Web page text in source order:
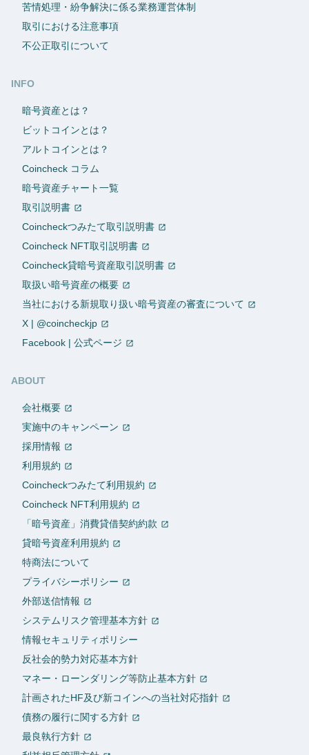
苦情処理・紛争解決に係る業務運営体制
取引における注意事項
不公正取引について
INFO
暗号資産とは？
ビットコインとは？
アルトコインとは？
Coincheck コラム
暗号資産チャート一覧
取引説明書
Coincheckつみたて取引説明書
Coincheck NFT取引説明書
Coincheck貸暗号資産取引説明書
取扱い暗号資産の概要
当社における新規取り扱い暗号資産の審査について
X | @coincheckjp
Facebook | 公式ページ
ABOUT
会社概要
実施中のキャンペーン
採用情報
利用規約
Coincheckつみたて利用規約
Coincheck NFT利用規約
「暗号資産」消費貸借契約約款
貸暗号資産利用規約
特商法について
プライバシーポリシー
外部送信情報
システムリスク管理基本方針
情報セキュリティポリシー
反社会的勢力対応基本方針
マネー・ローンダリング等防止基本方針
計画されたHF及び新コインへの当社対応指針
債務の履行に関する方針
最良執行方針